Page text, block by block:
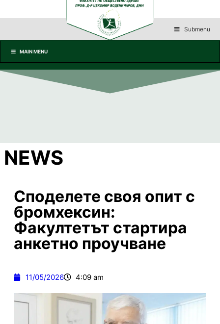
Submenu
MAIN MENU
NEWS
Споделете своя опит с
бромхексин:
Факултетът стартира
анкетно проучване
11/05/2026 4:09 am